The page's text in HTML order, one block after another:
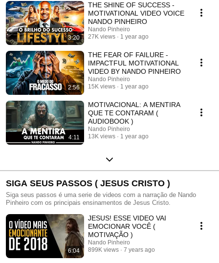
3:20
THE SHINE OF SUCCESS -
MOTIVATIONAL VIDEO VOICE
NANDO PINHEIRO
Nando Pinheiro
27K views
1 year ago
2:56
THE FEAR OF FAILURE -
IMPACTFUL MOTIVATIONAL
VIDEO BY NANDO PINHEIRO
Nando Pinheiro
15K views
1 year ago
4:11
MOTIVACIONAL: A MENTIRA
QUE TE CONTARAM (
AUDIOBOOK )
Nando Pinheiro
13K views
1 year ago
SIGA SEUS PASSOS ( JESUS CRISTO )
Siga seus passos é uma serie de videos com a narração de Nando
Pinheiro com os principais ensinamentos de Jesus Cristo.
6:04
JESUS! ESSE VIDEO VAI
EMOCIONAR VOCÊ (
MOTIVAÇÃO )
Nando Pinheiro
899K views
7 years ago